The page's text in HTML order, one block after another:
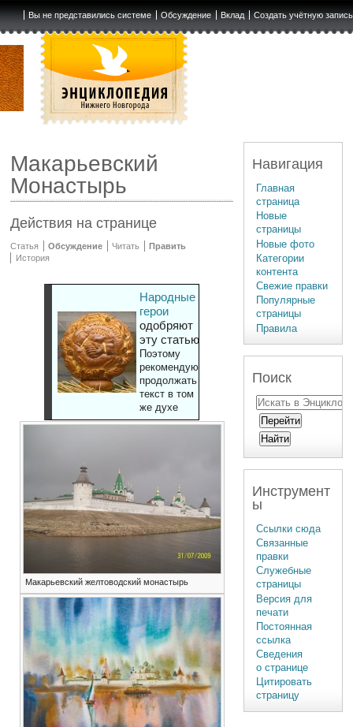
Вы не представились системе Обсуждение Вклад Создать учётную запись
Макарьевский
Монастырь
Действия на странице
Статья Обсуждение Читать
Править
История
Народные
герои
одобряют
эту статью
Поэтому
рекомендуют
продолжать
текст в том
же духе
Макарьевский желтоводский монастырь
Навигация
Главная
страница
Новые
страницы
Новые фото
Категории
контента
Свежие правки
Популярные
страницы
Правила
Поиск
Инструмент
ы
Ссылки сюда
Связанные
правки
Служебные
страницы
Версия для
печати
Постоянная
ссылка
Сведения
о странице
Цитировать
страницу